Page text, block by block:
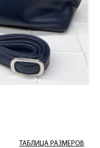
ТАБЛИЦА РАЗМЕРОВ